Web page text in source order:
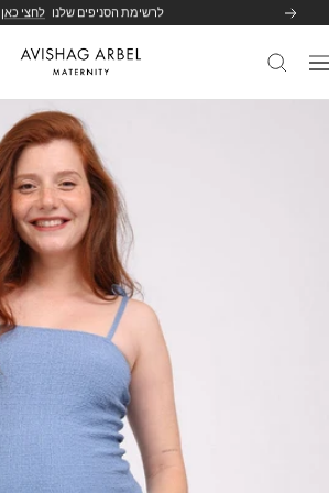
הקודם לרשימת הסניפים שלנו לחצי כאן
ניווט
Avishag